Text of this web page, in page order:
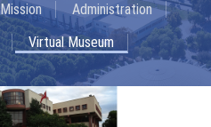
Administration
Virtual Museum